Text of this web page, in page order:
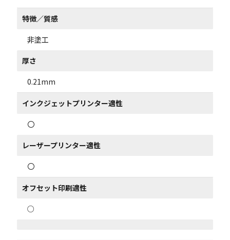
特徴／質感
非塗工
厚さ
0.21mm
インクジェットプリンター適性
〇
レーザープリンター適性
〇
オフセット印刷適性
○